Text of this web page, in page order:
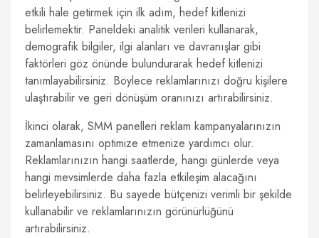
etkili hale getirmek için ilk adım, hedef kitlenizi
belirlemektir. Paneldeki analitik verileri kullanarak,
demografik bilgiler, ilgi alanları ve davranışlar gibi
faktörleri göz önünde bulundurarak hedef kitlenizi
tanımlayabilirsiniz. Böylece reklamlarınızı doğru kişilere
ulaştırabilir ve geri dönüşüm oranınızı artırabilirsiniz.
İkinci olarak, SMM panelleri reklam kampanyalarınızın
zamanlamasını optimize etmenize yardımcı olur.
Reklamlarınızın hangi saatlerde, hangi günlerde veya
hangi mevsimlerde daha fazla etkileşim alacağını
belirleyebilirsiniz. Bu sayede bütçenizi verimli bir şekilde
kullanabilir ve reklamlarınızın görünürlüğünü
artırabilirsiniz.